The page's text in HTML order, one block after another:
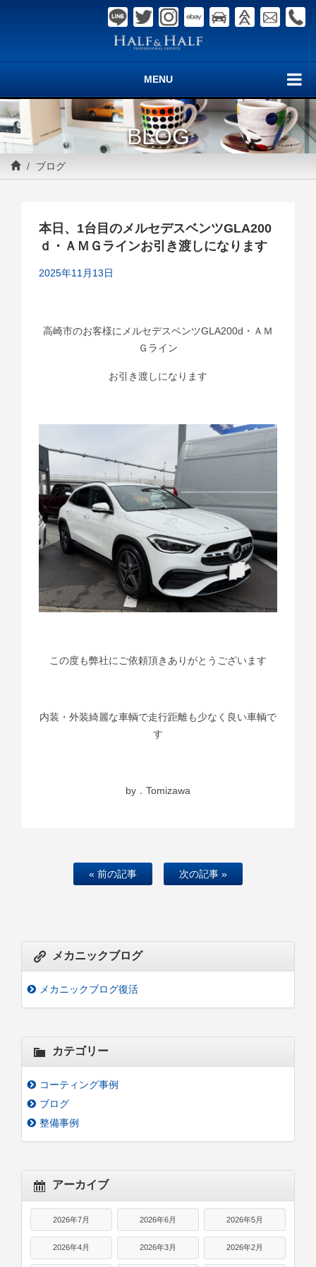
MENU
BLOG
ブログ
本日、1台目のメルセデスベンツGLA200
ｄ・ＡＭＧラインお引き渡しになります
2025年11月13日
高崎市のお客様にメルセデスベンツGLA200d・ＡＭ
Ｇライン
お引き渡しになります
この度も弊社にご依頼頂きありがとうございます
内装・外装綺麗な車輌で走行距離も少なく良い車輌で
す
by．Tomizawa
« 前の記事 次の記事 »
メカニックブログ
メカニックブログ復活
カテゴリー
コーティング事例
ブログ
整備事例
アーカイブ
2026年7月 2026年6月 2026年5月
2026年4月 2026年3月 2026年2月